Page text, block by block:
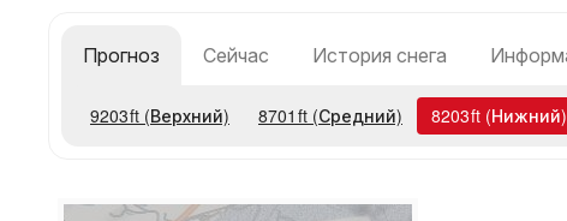
Прогноз Сейчас История снега
9203ft (Верхний) 8701 ft (Средний) 8203ft (Нижний)